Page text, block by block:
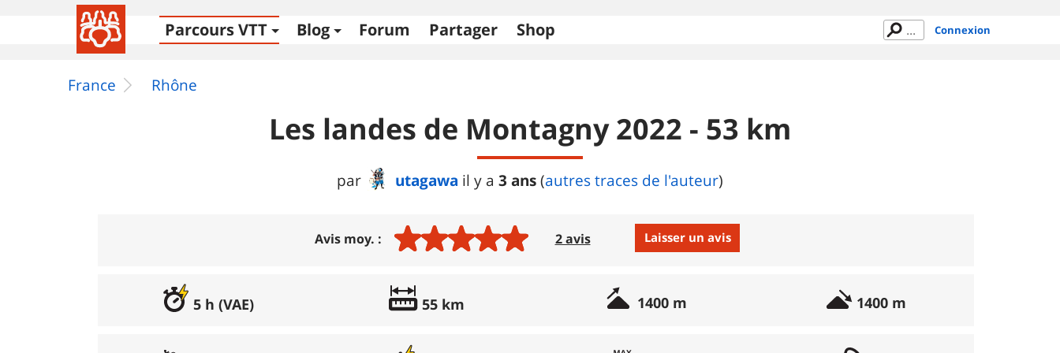
Parcours VTT Blog Forum Partager Shop Connexion
France Rhône
Les landes de Montagny 2022 - 53 km
par utagawa il y a 3 ans(autres traces de l'auteur)
Avis moy. : 2 avis Laisser un avis
5 h (VAE) 55 km 1400 m 1400 m